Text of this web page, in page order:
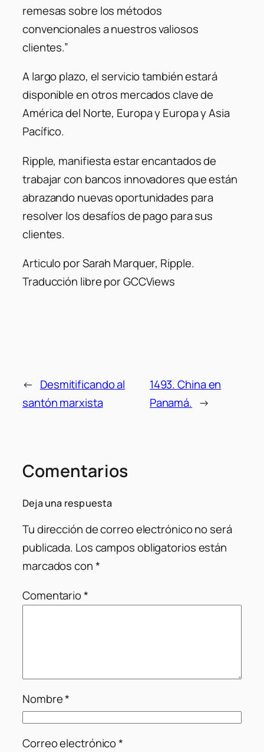
remesas sobre los métodos
convencionales a nuestros valiosos
clientes.”
A largo plazo, el servicio también estará
disponible en otros mercados clave de
América del Norte, Europa y Europa y Asia
Pacífico.
Ripple, manifiesta estar encantados de
trabajar con bancos innovadores que están
abrazando nuevas oportunidades para
resolver los desafíos de pago para sus
clientes.
Articulo por Sarah Marquer, Ripple.
Traducción libre por GCCViews
← Desmitificando al
santón marxista
1493. China en
Panamá. →
Comentarios
Deja una respuesta
Tu dirección de correo electrónico no será
publicada. Los campos obligatorios están
marcados con*
Comentario*
Nombre*
Correo electrónico*